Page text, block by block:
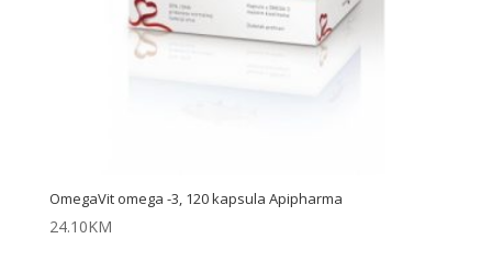
OmegaVit omega -3, 120 kapsula Apipharma
24.10KM